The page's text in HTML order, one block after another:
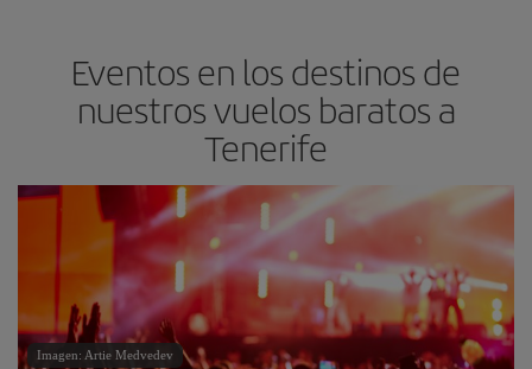
Eventos en los destinos de
nuestros vuelos baratos a
Tenerife
Imagen: Artie Medvedev